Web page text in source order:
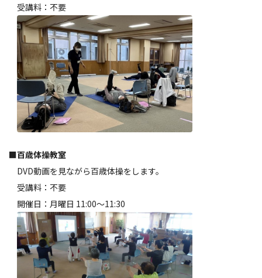
受講料：不要
■百歳体操教室
DVD動画を見ながら百歳体操をします。
受講料：不要
開催日：月曜日 11:00～11:30